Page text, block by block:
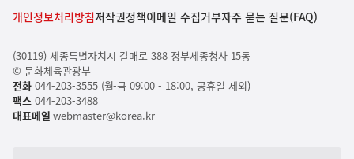
개인정보처리방침저작권정책이메일 수집거부자주 묻는 질문(FAQ)
(30119) 세종특별자치시 갈매로 388 정부세종청사 15동
© 문화체육관광부
전화044-203-3555 (월-금 09:00 - 18:00, 공휴일 제외)
팩스044-203-3488
대표메일 webmaster@korea.kr